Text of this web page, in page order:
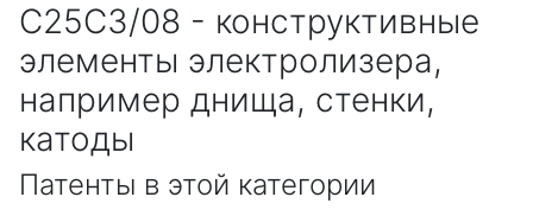
C25C3/08 - конструктивные
элементы электролизера,
например днища, стенки,
катоды
Патенты в этой категории